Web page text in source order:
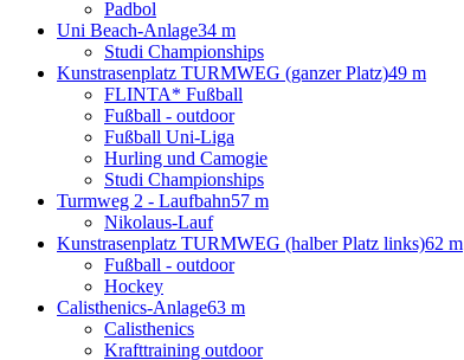
Padbol
Uni Beach-Anlage34 m
Studi Championships
Kunstrasenplatz TURMWEG (ganzer Platz)49 m
FLINTA* Fußball
Fußball - outdoor
Fußball Uni-Liga
Hurling und Camogie
Studi Championships
Turmweg 2 - Laufbahn57 m
Nikolaus-Lauf
Kunstrasenplatz TURMWEG (halber Platz links)62 m
Fußball - outdoor
Hockey
Calisthenics-Anlage63 m
Calisthenics
Krafttraining outdoor